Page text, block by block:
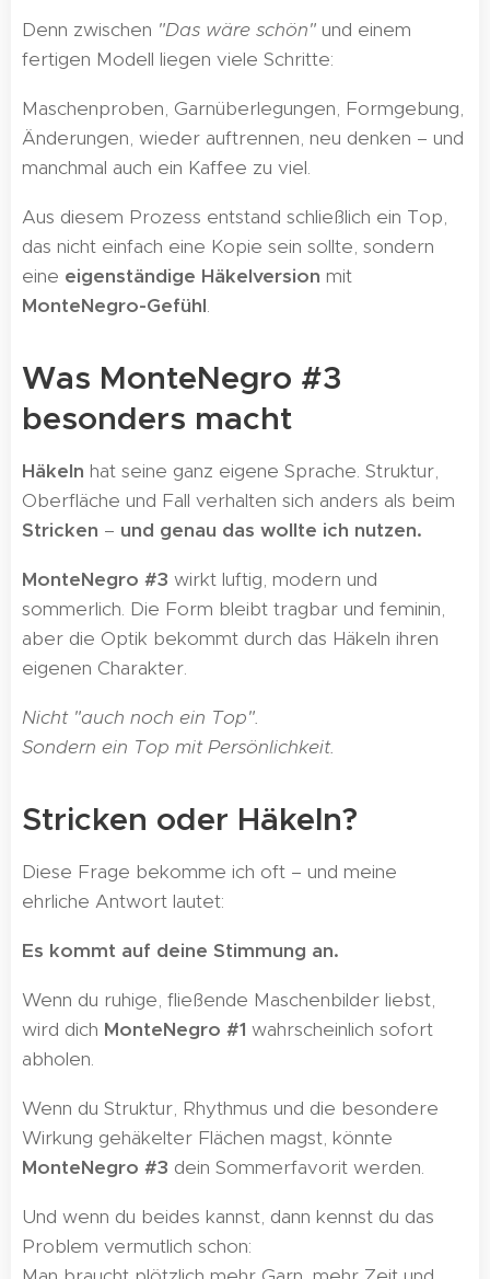
Denn zwischen "Das wäre schön" und einem
fertigen Modell liegen viele Schritte:
Maschenproben, Garnüberlegungen, Formgebung,
Änderungen, wieder auftrennen, neu denken – und
manchmal auch ein Kaffee zu viel. 😄
Aus diesem Prozess entstand schließlich ein Top,
das nicht einfach eine Kopie sein sollte, sondern
eine eigenständige Häkelversion mit
MonteNegro-Gefühl.
Was MonteNegro #3
besonders macht
Häkeln hat seine ganz eigene Sprache. Struktur,
Oberfläche und Fall verhalten sich anders als beim
Stricken – und genau das wollte ich nutzen.
MonteNegro #3 wirkt luftig, modern und
sommerlich. Die Form bleibt tragbar und feminin,
aber die Optik bekommt durch das Häkeln ihren
eigenen Charakter.
Nicht "auch noch ein Top".
Sondern ein Top mit Persönlichkeit.
Stricken oder Häkeln?
Diese Frage bekomme ich oft – und meine
ehrliche Antwort lautet:
Es kommt auf deine Stimmung an.
Wenn du ruhige, fließende Maschenbilder liebst,
wird dich MonteNegro #1 wahrscheinlich sofort
abholen.
Wenn du Struktur, Rhythmus und die besondere
Wirkung gehäkelter Flächen magst, könnte
MonteNegro #3 dein Sommerfavorit werden.
Und wenn du beides kannst, dann kennst du das
Problem vermutlich schon: